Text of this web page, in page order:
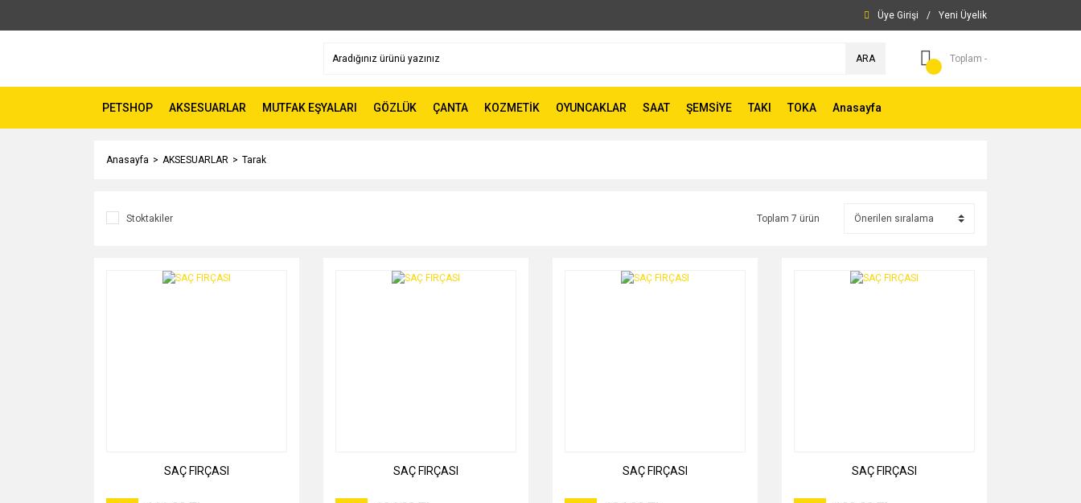
Üye Girişi / Yeni Üyelik
ARA Toplam -
PETSHOP AKSESUARLAR MUTFAK EŞYALARI GÖZLÜK ÇANTA KOZMETİK OYUNCAKLAR SAAT ŞEMSİYE TAKI TOKA Anasayfa
Anasayfa AKSESUARLAR Tarak
Stoktakiler Toplam 7 ürün
SAÇ FIRÇASI SAÇ FIRÇASI SAÇ FIRÇASI SAÇ FIRÇASI